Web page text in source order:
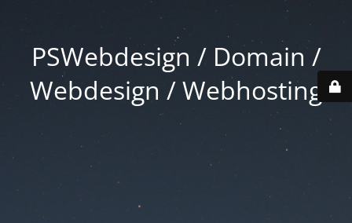
PSWebdesign / Domain /
Webdesign / Webhosting